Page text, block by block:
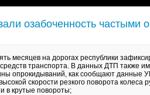
озабоченность частыми
месяцев на дорогах республики
транспорта. В данных ДТП также
опрокидываний, как сообщают данные
скорости резкого поворота колеса
в крутые повороты;